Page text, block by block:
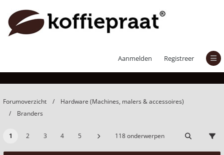
Aanmelden Registreer
Forumoverzicht
Hardware (Machines, malers & accessoires)
Branders
1 2 3 4 5 118 onderwerpen